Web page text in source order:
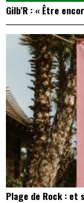
Gilb’R : « Être
Plage de Rock : et